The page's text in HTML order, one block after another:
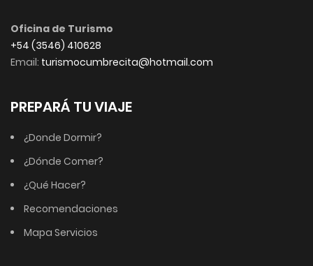
Oficina de Turismo
+54 (3546) 410628
Email: turismocumbrecita@hotmail.com
PREPARÁ TU VIAJE
¿Donde Dormir?
¿Dónde Comer?
¿Qué Hacer?
Recomendaciones
Mapa Servicios